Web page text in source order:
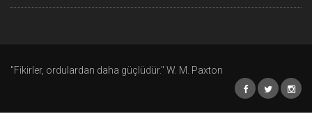
"Fikirler, ordulardan daha güçlüdür." W. M. Paxton